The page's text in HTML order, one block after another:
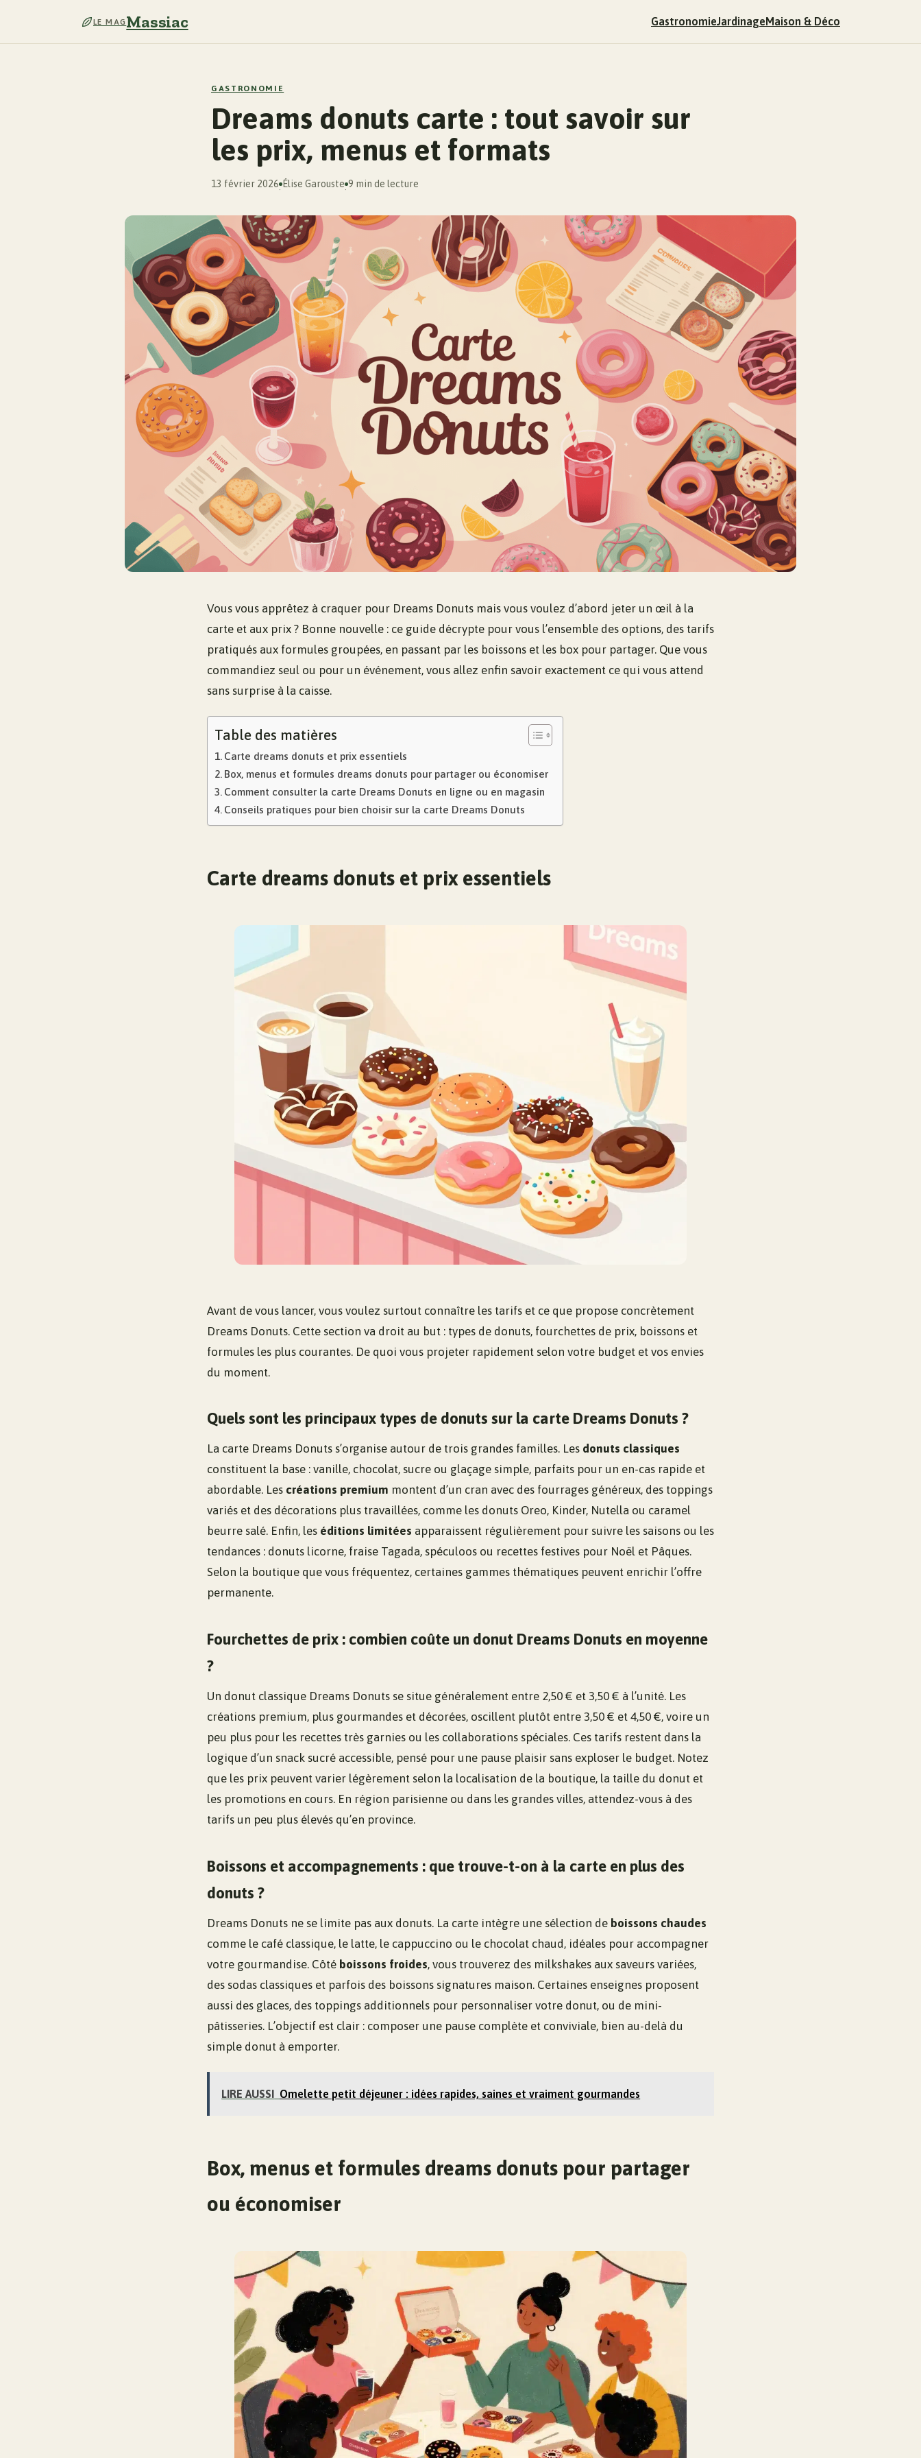
LE MAGMassiac GastronomieJardinageMaison & Déco
GASTRONOMIE
Dreams donuts carte : tout savoir sur
les prix, menus et formats
13 février 2026
·
Élise Garouste
·
9 min de lecture
Vous vous apprêtez à craquer pour Dreams Donuts mais vous voulez d’abord jeter un œil à la
carte et aux prix ? Bonne nouvelle : ce guide décrypte pour vous l’ensemble des options, des tarifs
pratiqués aux formules groupées, en passant par les boissons et les box pour partager. Que vous
commandiez seul ou pour un événement, vous allez enfin savoir exactement ce qui vous attend
sans surprise à la caisse.
Table des matières
Carte dreams donuts et prix essentiels
Box, menus et formules dreams donuts pour partager ou économiser
Comment consulter la carte Dreams Donuts en ligne ou en magasin
Conseils pratiques pour bien choisir sur la carte Dreams Donuts
Carte dreams donuts et prix essentiels
Avant de vous lancer, vous voulez surtout connaître les tarifs et ce que propose concrètement
Dreams Donuts. Cette section va droit au but : types de donuts, fourchettes de prix, boissons et
formules les plus courantes. De quoi vous projeter rapidement selon votre budget et vos envies
du moment.
Quels sont les principaux types de donuts sur la carte Dreams Donuts ?
La carte Dreams Donuts s’organise autour de trois grandes familles. Les donuts classiques
constituent la base : vanille, chocolat, sucre ou glaçage simple, parfaits pour un en-cas rapide et
abordable. Les créations premium montent d’un cran avec des fourrages généreux, des toppings
variés et des décorations plus travaillées, comme les donuts Oreo, Kinder, Nutella ou caramel
beurre salé. Enfin, les éditions limitées apparaissent régulièrement pour suivre les saisons ou les
tendances : donuts licorne, fraise Tagada, spéculoos ou recettes festives pour Noël et Pâques.
Selon la boutique que vous fréquentez, certaines gammes thématiques peuvent enrichir l’offre
permanente.
Fourchettes de prix : combien coûte un donut Dreams Donuts en moyenne
?
Un donut classique Dreams Donuts se situe généralement entre 2,50 € et 3,50 € à l’unité. Les
créations premium, plus gourmandes et décorées, oscillent plutôt entre 3,50 € et 4,50 €, voire un
peu plus pour les recettes très garnies ou les collaborations spéciales. Ces tarifs restent dans la
logique d’un snack sucré accessible, pensé pour une pause plaisir sans exploser le budget. Notez
que les prix peuvent varier légèrement selon la localisation de la boutique, la taille du donut et
les promotions en cours. En région parisienne ou dans les grandes villes, attendez-vous à des
tarifs un peu plus élevés qu’en province.
Boissons et accompagnements : que trouve-t-on à la carte en plus des
donuts ?
Dreams Donuts ne se limite pas aux donuts. La carte intègre une sélection de boissons chaudes
comme le café classique, le latte, le cappuccino ou le chocolat chaud, idéales pour accompagner
votre gourmandise. Côté boissons froides, vous trouverez des milkshakes aux saveurs variées,
des sodas classiques et parfois des boissons signatures maison. Certaines enseignes proposent
aussi des glaces, des toppings additionnels pour personnaliser votre donut, ou de mini-
pâtisseries. L’objectif est clair : composer une pause complète et conviviale, bien au-delà du
simple donut à emporter.
LIRE AUSSI Omelette petit déjeuner : idées rapides, saines et vraiment gourmandes
Box, menus et formules dreams donuts pour partager
ou économiser